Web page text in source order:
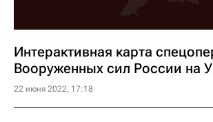
Интерактивная карта
Вооруженных сил России на
22 июня 2022, 17:18